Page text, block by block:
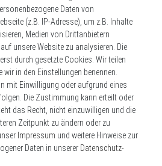
** Hierbei handelt es sich um ein Pflichtfeld.
Impressum
AGB Kontakt
sie bequem per
Daten von
(z.B. IP-Adresse), um z.B. Inhalte
Medien von Drittanbietern
unsere Website zu analysieren. Die
durch gesetzte Cookies. Wir teilen
in den Einstellungen benennen.
mit Einwilligung oder aufgrund eines
Die Zustimmung kann erteilt oder
das Recht, nicht einzuwilligen und die
Zeitpunkt zu ändern oder zu
Impressum und weitere Hinweise zur
Daten in unserer Daten­schutz­